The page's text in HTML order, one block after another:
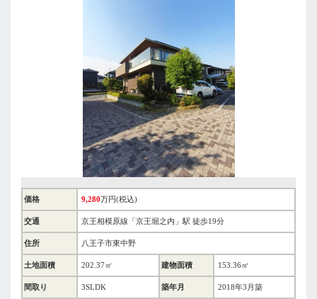
価格 9,280万円(税込)
交通 京王相模原線「京王堀之内」駅 徒歩19分
住所 八王子市東中野
土地面積 202.37㎡ 建物面積 153.36㎡
間取り 3SLDK 築年月 2018年3月築